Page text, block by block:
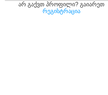
არ გაქვთ პროფილი? გაიარეთ
რეგისტრაცია